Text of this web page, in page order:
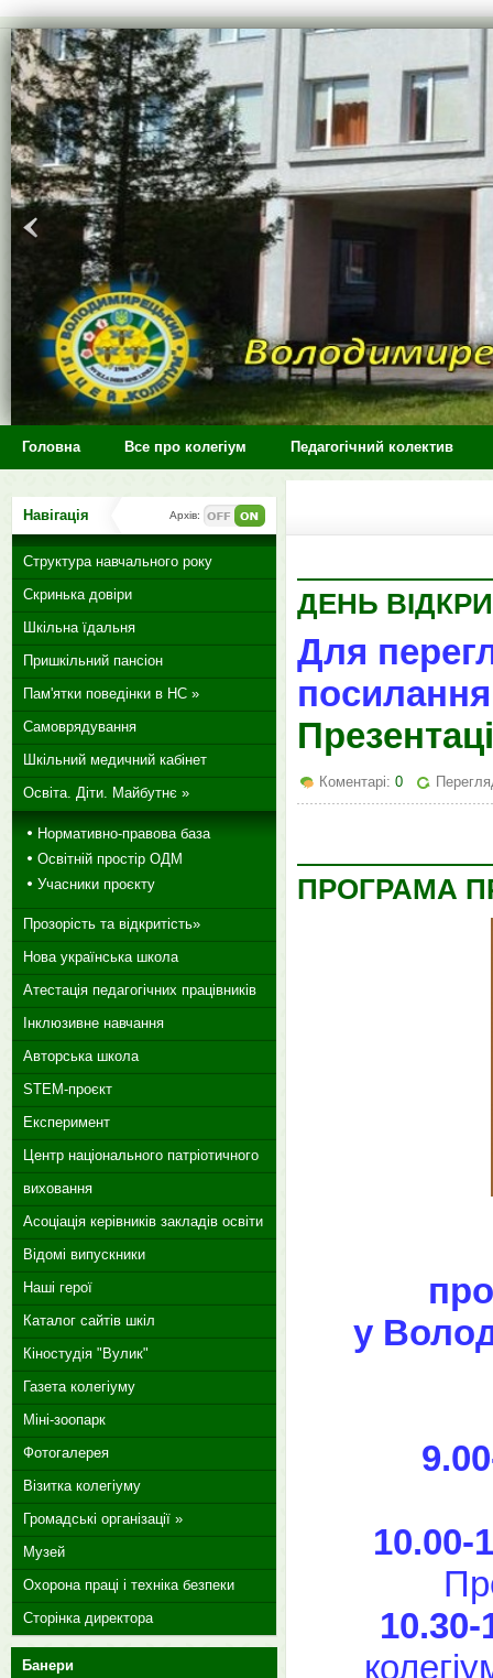
>
Головна Все про колегіум Педагогічний колектив
ДЕНЬ
Для
Коментарі: 0
ПРОГРАМА
у
10.00-
Навігація Архів:
Структура навчального року
Скринька довіри
Шкільна їдальня
Пришкільний пансіон
Пам'ятки поведінки в НС »
Самоврядування
Шкільний медичний кабінет
Освіта. Діти. Майбутнє »
Нормативно-правова база
Освітній простір ОДМ
Учасники проєкту
Прозорість та відкритість»
Нова українська школа
Атестація педагогічних працівників
Інклюзивне навчання
Авторська школа
STEM-проєкт
Експеримент
Центр національного патріотичного
виховання
Асоціація керівників закладів освіти
Відомі випускники
Наші герої
Каталог сайтів шкіл
Кіностудія "Вулик"
Газета колегіуму
Міні-зоопарк
Фотогалерея
Візитка колегіуму
Громадські організації »
Музей
Охорона праці і техніка безпеки
Сторінка директора
Банери